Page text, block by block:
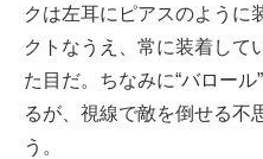
クは左耳にピアスのように
クトなうえ、常に装着して
た目だ。ちなみに“バロー
るが、視線で敵を倒せる不
う。